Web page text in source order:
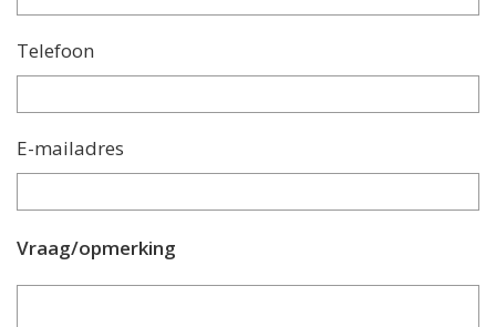
Telefoon
E-mailadres
Vraag/opmerking